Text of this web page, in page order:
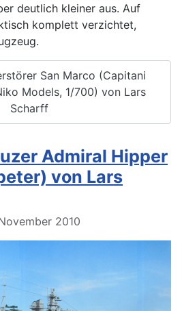
deutlich kleiner aus. Auf
komplett verzichtet,
San Marco (Capitani
Models, 1/700) von Lars
Scharff
Admiral Hipper
von Lars
2010